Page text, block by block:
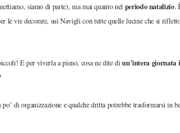
siamo di parte), ma mai quanto nel periodo natalizio.
le vie decorate, sui Navigli con tutte quelle lucine che si
E per viverla a pieno, cosa ne dite diun’intera
di organizzazione e qualche dritta potrebbe trasformarsi in